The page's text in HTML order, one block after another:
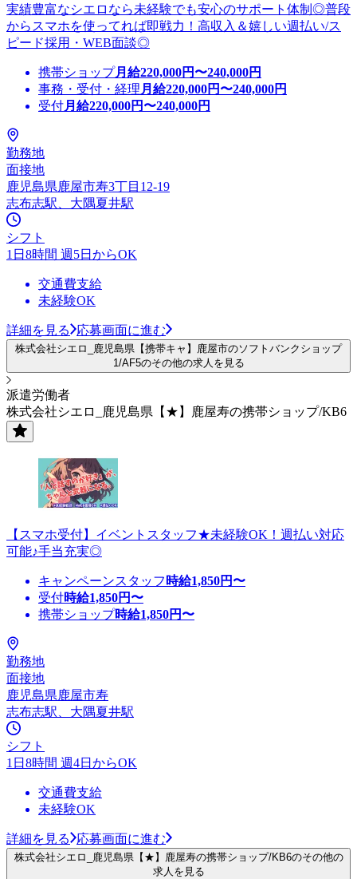
実績豊富なシエロなら未経験でも安心のサポート体制◎普段
からスマホを使ってれば即戦力！高収入＆嬉しい週払い/ス
ピード採用・WEB面談◎
携帯ショップ月給220,000円〜240,000円
事務・受付・経理 月給220,000円〜240,000円
受付月給220,000円〜240,000円
勤務地
面接地
鹿児島県鹿屋市寿3丁目12-19
志布志駅、大隅夏井駅
シフト
1日8時間 週5日からOK
交通費支給
未経験OK
詳細を見る 応募画面に進む
株式会社シエロ_鹿児島県【携帯キャ】鹿屋市のソフトバンクショップ
1/AF5のその他の求人を見る
派遣労働者
株式会社シエロ_鹿児島県【★】鹿屋寿の携帯ショップ/KB6
【スマホ受付】イベントスタッフ★未経験OK！週払い対応
可能♪手当充実◎
キャンペーンスタッフ 時給1,850円〜
受付時給1,850円〜
携帯ショップ時給1,850円〜
勤務地
面接地
鹿児島県鹿屋市寿
志布志駅、大隅夏井駅
シフト
1日8時間 週4日からOK
交通費支給
未経験OK
詳細を見る 応募画面に進む
株式会社シエロ_鹿児島県【★】鹿屋寿の携帯ショップ/KB6のその他の
求人を見る